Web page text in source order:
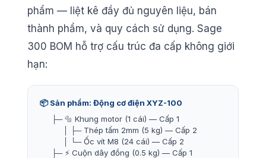
phẩm — liệt kê đầy đủ nguyên liệu, bán
thành phẩm, và quy cách sử dụng. Sage
300 BOM hỗ trợ cấu trúc đa cấp không giới
hạn:
📦 Sản phẩm: Động cơ điện XYZ-100
├─ 🔩 Khung motor (1 cái) — Cấp 1
│ ├─ Thép tấm 2mm (5 kg) — Cấp 2
│ └─ Ốc vít M8 (24 cái) — Cấp 2
├─ ⚡ Cuộn dây đồng (0.5 kg) — Cấp 1